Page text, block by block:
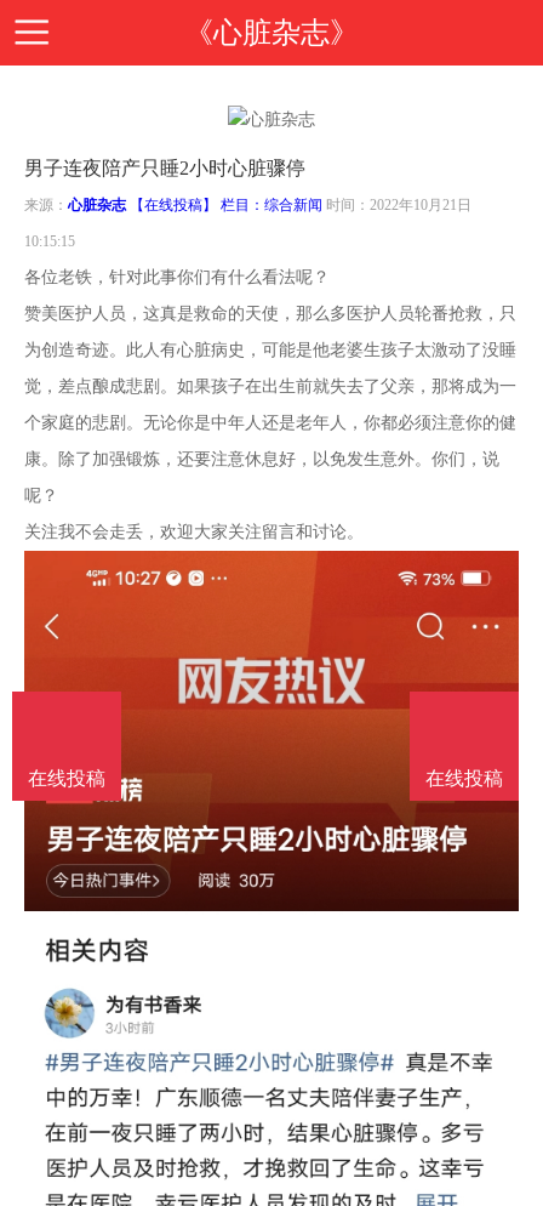
《心脏杂志》
页
期
导
读
投
稿
指
南
邮
箱
在
们
男子连夜陪产只睡2小时心脏骤停
来源：心脏杂志 【在线投稿】 栏目： 综合新闻 时间：2022年10月21日
10:15:15
各位老铁，针对此事你们有什么看法呢？
赞美医护人员，这真是救命的天使，那么多医护人员轮番抢救，只
为创造奇迹。此人有心脏病史，可能是他老婆生孩子太激动了没睡
觉，差点酿成悲剧。如果孩子在出生前就失去了父亲，那将成为一
个家庭的悲剧。无论你是中年人还是老年人，你都必须注意你的健
康。除了加强锻炼，还要注意休息好，以免发生意外。你们，说
呢？
关注我不会走丢，欢迎大家关注留言和讨论。
在线投稿
在线投稿